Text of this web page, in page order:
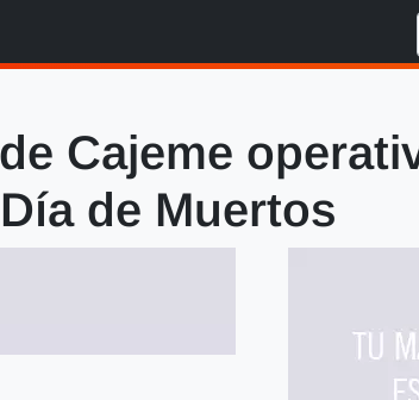
Cajeme
de Muertos